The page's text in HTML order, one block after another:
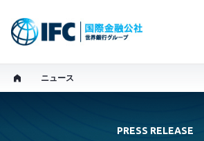
ニュース
PRESS RELEASE